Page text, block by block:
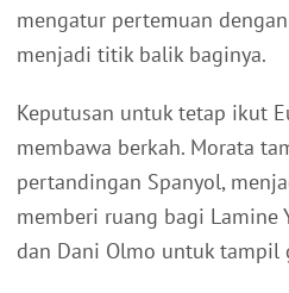
mengatur pertemuan
menjadi titik balik baginya.
Keputusan untuk tetap ikut
membawa berkah. Morata
pertandingan Spanyol,
memberi ruang bagi Lamine
dan Dani Olmo untuk tampil